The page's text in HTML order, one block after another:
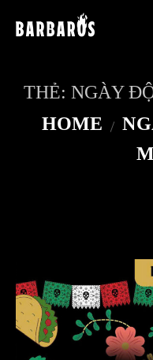
THẺ: NGÀY
HOME